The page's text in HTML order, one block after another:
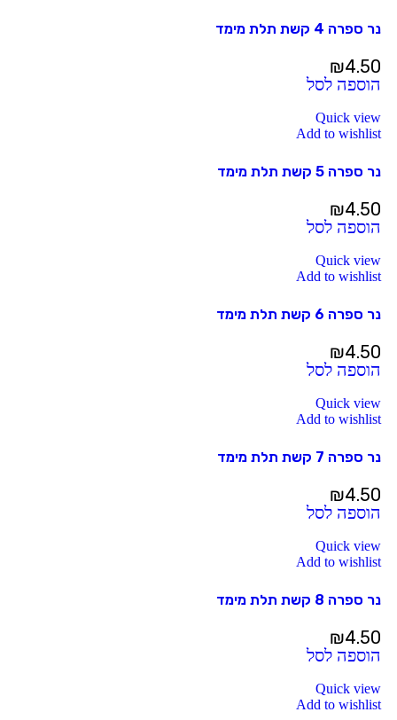
נר ספרה 4 קשת תלת מימד
₪4.50
הוספה לסל
Quick view
Add to wishlist
נר ספרה 5 קשת תלת מימד
₪4.50
הוספה לסל
Quick view
Add to wishlist
נר ספרה 6 קשת תלת מימד
₪4.50
הוספה לסל
Quick view
Add to wishlist
נר ספרה 7 קשת תלת מימד
₪4.50
הוספה לסל
Quick view
Add to wishlist
נר ספרה 8 קשת תלת מימד
₪4.50
הוספה לסל
Quick view
Add to wishlist